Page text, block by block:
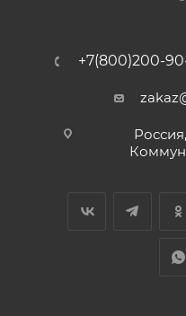
+7(800)200-